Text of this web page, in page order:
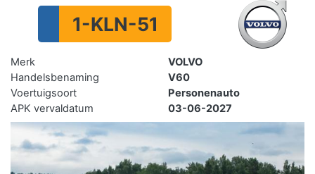
1-KLN-51
Merk
VOLVO
Handelsbenaming
V60
Voertuigsoort
Personenauto
APK vervaldatum
03-06-2027